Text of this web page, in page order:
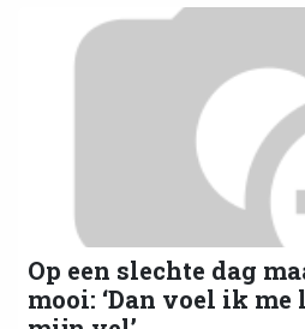
Op een slechte dag
mooi: ‘Dan voel ik